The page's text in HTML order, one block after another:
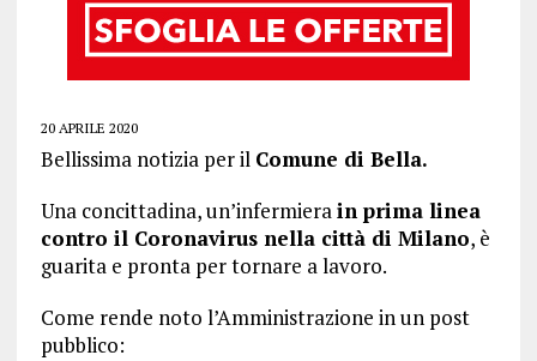
20 APRILE 2020
Bellissima notizia per il Comune di Bella.
Una concittadina, un’infermierain prima linea
contro il Coronavirus nella città di Milano, è
guarita e pronta per tornare a lavoro.
Come rende noto l’Amministrazione in un post
pubblico: